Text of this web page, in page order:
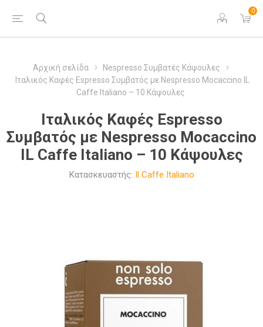
0
Αρχική σελίδα
Nespresso Συμβατές Κάψουλες
Ιταλικός Καφές Espresso Συμβατός με Nespresso Mocaccino IL
Caffe Italiano – 10 Κάψουλες
Ιταλικός Καφές Espresso
Συμβατός με Nespresso Mocaccino
IL Caffe Italiano – 10 Κάψουλες
Κατασκευαστής: Il Caffe Italiano